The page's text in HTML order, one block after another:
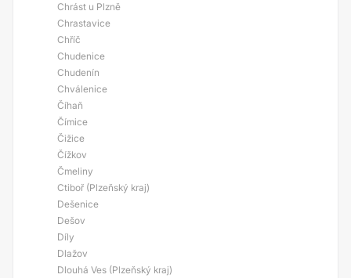
Chrást u Plzně
Chrastavice
Chříč
Chudenice
Chudenín
Chválenice
Číhaň
Čímice
Čižice
Čížkov
Čmeliny
Ctiboř (Plzeňský kraj)
Dešenice
Dešov
Díly
Dlažov
Dlouhá Ves (Plzeňský kraj)